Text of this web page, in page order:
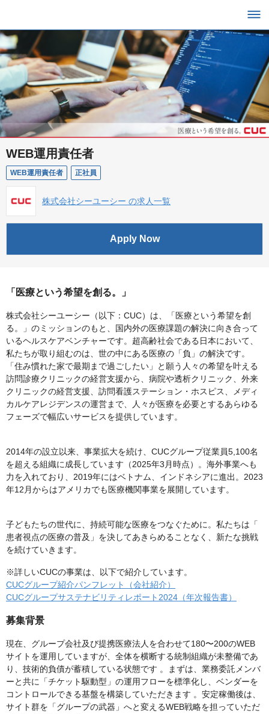
WEB運用責任者
WEB運用責任者 正社員
株式会社シーユーシー の求人一覧
Apply Now
「医療という希望を創る。」
株式会社シーユーシー（以下：CUC）は、「医療という希望を創
る。」のミッションのもと、国内外の医療課題の解決に向き合って
いるヘルスケアベンチャーです。超高齢社会である日本において、
私たちが取り組むのは、世の中にある医療の「負」の解決です。
「住み慣れた家で最期まで過ごしたい」と願う人々の希望を叶える
訪問診療クリニックの経営支援から、病院や透析クリニック、外来
クリニックの経営支援、訪問看護ステーション・ホスピス、メディ
カルケアレジデンスの運営まで、人々が医療を必要とするあらゆる
フェーズで幅広いサービスを提供しています。
2014年の設立以来、事業拡大を続け、CUCグループ従業員5,100名
を超える組織に成長しています（2025年3月時点）。海外事業へも
力を入れており、2019年にはベトナム、インドネシアに進出。2023
年12月からはアメリカでも医療機関事業を展開しています。
子どもたちの世代に、持続可能な医療をつなぐために。私たちは「
患者視点の医療の普及」を決してあきらめることなく、新たな挑戦
を続けていきます。
※詳しいCUCの事業は、以下で紹介しています。
CUCグループ紹介パンフレット（会社紹介）
CUCグループサステナビリティレポート2024（年次報告書）
募集背景
現在、グループ会社及び提携医療法人を合わせて180〜200のWEB
サイトを運用していますが、全体を横断する統制組織が未整備であ
り、技術的負債が蓄積している状態です 。まずは、業務委託メンバ
ーと共に「チケット駆動型」の運用フローを標準化し、ベンダーを
コントロールできる基盤を構築していただきます 。安定稼働後は、
サイト群を「グループの武器」へと変えるWEB戦略を担っていただ